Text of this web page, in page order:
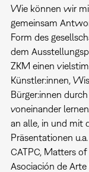
Wie können wir
gemeinsam
Form des
dem
ZKM einen
Künstler:innen,
Bürger:innen
voneinander
an alle, in und mit
Präsentationen
CATPC, Matters
Asociación de